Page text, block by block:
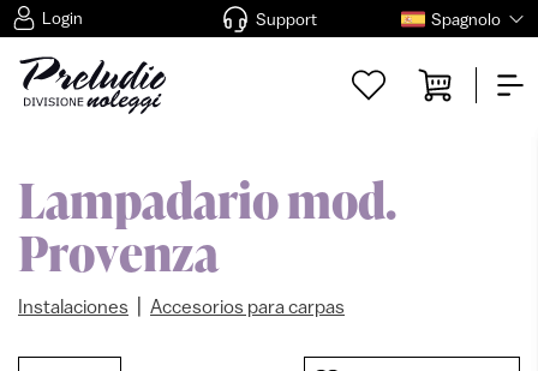
Login Support Spagnolo
Lampadario mod.
Provenza
Instalaciones Accesorios para carpas